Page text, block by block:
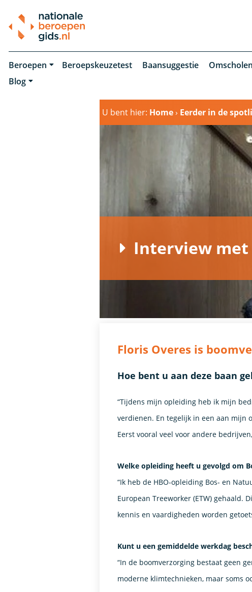
Beroepen Beroepskeuzetest Baansuggestie Omscholen
Blog
U bent hier: Home› Eerder in de
Interview met
Floris Overes is
Hoe bent u aan deze baan
“Tijdens mijn opleiding heb ik mijn
verdienen. En tegelijk in een aan mijn
Eerst vooral veel voor andere
Welke opleiding heeft u gevolgd om
“Ik heb de HBO-opleiding Bos- en
European Treeworker (ETW) gehaald.
kennis en vaardigheden worden
Kunt u een gemiddelde werkdag
“In de boomverzorging bestaat geen
moderne klimtechnieken, maar soms